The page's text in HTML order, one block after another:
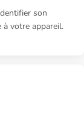
son
votre appareil.